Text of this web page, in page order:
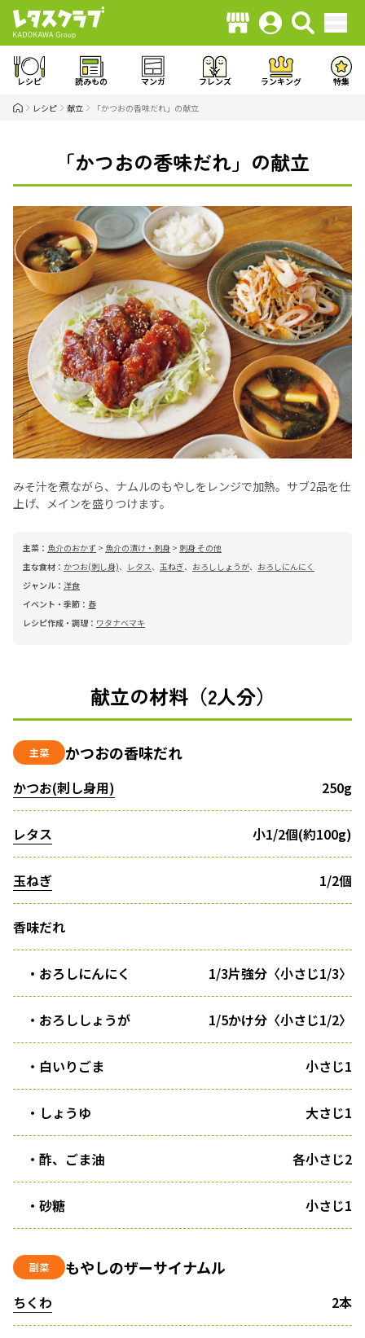
レシピ 読みもの マンガ フレンズ ランキング 特集
レシピ 献立 「かつおの香味だれ」の献立
「かつおの香味だれ」の献立
みそ汁を煮ながら、ナムルのもやしをレンジで加熱。サブ2品を仕
上げ、メインを盛りつけます。
主菜： 魚介のおかず > 魚介の漬け・刺身 > 刺身 その他
主な食材： かつお(刺し身)、 レタス、 玉ねぎ、 おろししょうが、 おろしにんにく
ジャンル： 洋食
イベント・季節： 春
レシピ作成・調理： ワタナベマキ
献立の材料（2人分）
主菜 かつおの香味だれ
かつお(刺し身用) 250g
レタス 小1/2個(約100g)
玉ねぎ 1/2個
香味だれ
・おろしにんにく 1/3片強分〈小さじ1/3〉
・おろししょうが 1/5かけ分〈小さじ1/2〉
・白いりごま 小さじ1
・しょうゆ 大さじ1
・酢、ごま油 各小さじ2
・砂糖 小さじ1
副菜 もやしのザーサイナムル
ちくわ 2本